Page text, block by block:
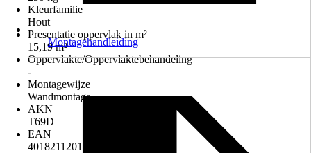
Kleurfamilie
Hout
Presentatie oppervlak in m²
15,19 m²
Oppervlakte/Oppervlaktebehandeling
-
Montagewijze
Wandmontage
AKN
T69D
EAN
4018211201051
Montagehandleiding